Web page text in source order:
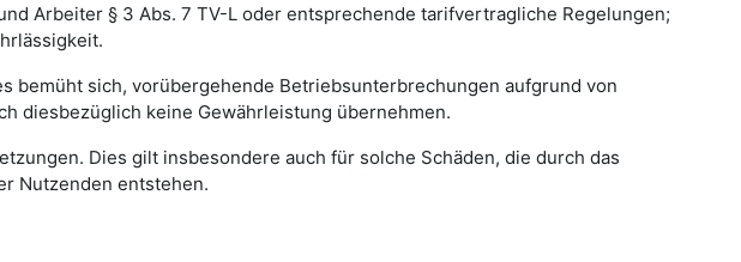
Arbeiter § 3 Abs. 7 TV-L oder entsprechende tarifvertragliche Regelungen;
bemüht sich, vorübergehende Betriebsunterbrechungen aufgrund von
diesbezüglich keine Gewährleistung übernehmen.
Dies gilt insbesondere auch für solche Schäden, die durch das
Nutzenden entstehen.